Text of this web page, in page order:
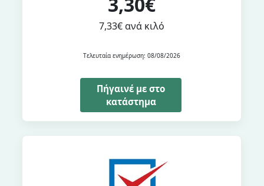
7,33€ ανά κιλό
Τελευταία ενημέρωση: 08/08/2026
Πήγαινέ με στο
κατάστημα